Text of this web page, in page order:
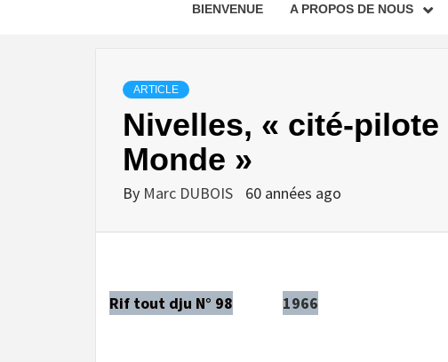
BIENVENUE A PROPOS DE NOUS
ARTICLE
Nivelles, « cité-
Monde »
By Marc DUBOIS 60 années ago
Rif tout dju N° 98 1966